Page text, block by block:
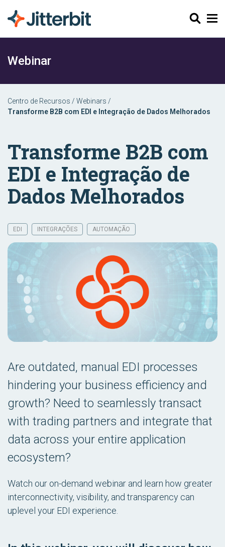
Pesquisar
Webinar
Centro de Recursos / Webinars /
Transforme B2B com EDI e Integração de Dados Melhorados
Transforme B2B com
EDI e Integração de
Dados Melhorados
EDI INTEGRAÇÕES AUTOMAÇÃO
Are outdated, manual EDI processes
hindering your business efficiency and
growth? Need to seamlessly transact
with trading partners and integrate that
data across your entire application
ecosystem?
Watch our on-demand webinar and learn how greater
interconnectivity, visibility, and transparency can
uplevel your EDI experience.